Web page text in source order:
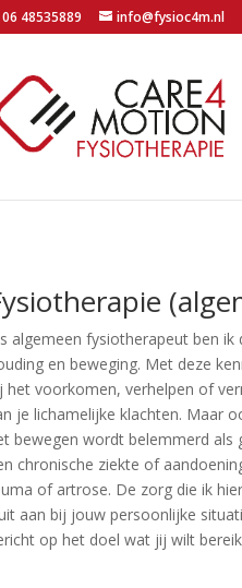
06 48535889 info@fysioc4m.nl
algemeen fysiotherapeut ben ik
en beweging. Met deze
het voorkomen, verhelpen of
je lichamelijke klachten. Maar
bewegen wordt belemmerd als
chronische ziekte of
of artrose. De zorg die ik
aan bij jouw persoonlijke
op het doel wat jij wilt